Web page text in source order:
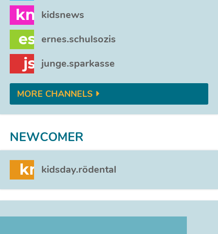
kn kidsnews
es ernes.schulsozis
js junge.sparkasse
MORE CHANNELS
NEWCOMER
kr kidsday.rödental